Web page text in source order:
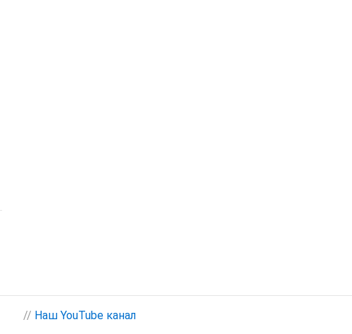
// Наш YouTube канал